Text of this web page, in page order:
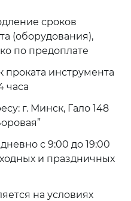
сроков
(оборудования),
по предоплате
инструмента
часа
г. Минск, Гало 148
с 9:00 до 19:00
и праздничных
на условиях